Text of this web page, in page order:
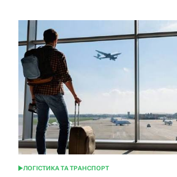
ОПУБЛІКУВАТИ
ЛОГІСТИКА ТА ТРАНСПОРТ